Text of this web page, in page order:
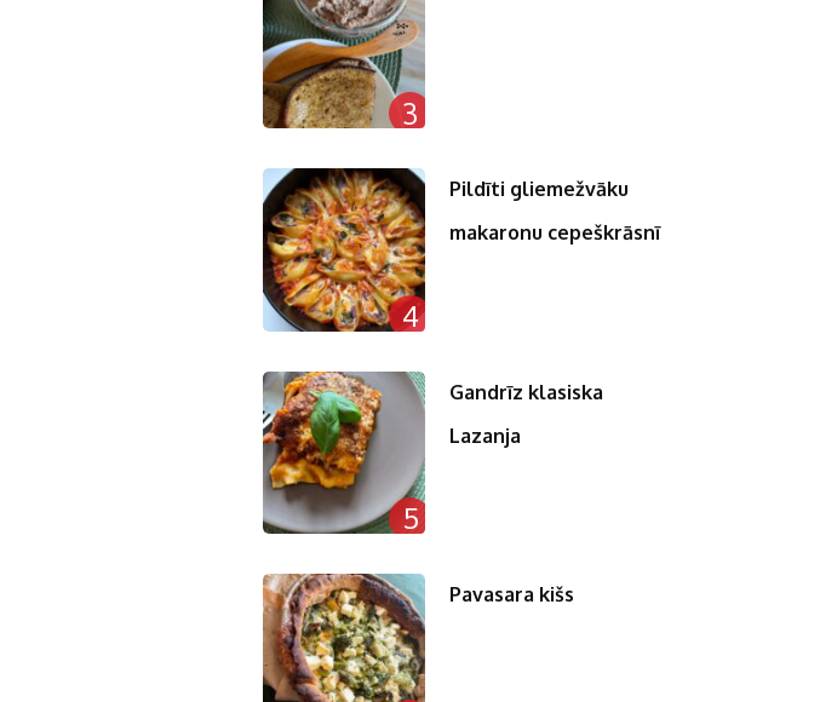
3
4
Pildīti gliemežvāku
makaronu cepeškrāsnī
5
Gandrīz klasiska
Lazanja
Pavasara kišs